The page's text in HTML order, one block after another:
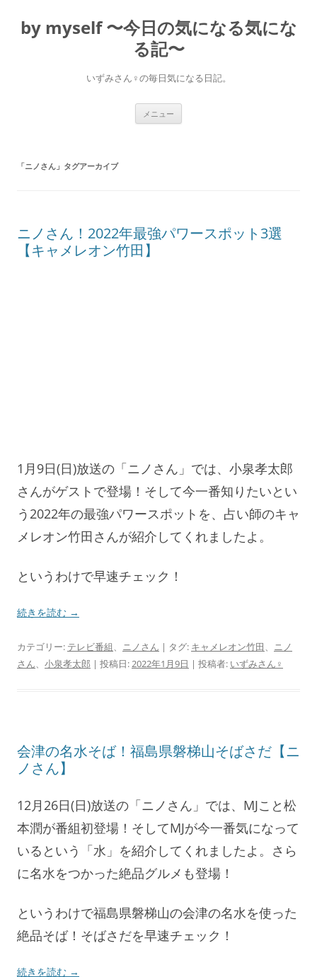
テ
ン
by myself 〜今日の気になる気にな
る記〜
いずみさん♀の毎日気になる日記。
メニュー
「ニノさん 」タグアーカイブ
ニノさん！2022年最強パワースポット3選
【キャメレオン竹田】
1月9日(日)放送の「ニノさん」では、小泉孝太郎
さんがゲストで登場！そして今一番知りたいとい
う2022年の最強パワースポットを、占い師のキャ
メレオン竹田さんが紹介してくれましたよ。
というわけで早速チェック！
続きを読む →
カテゴリー: テレビ番組、 ニノさん | タグ: キャメレオン竹田、 ニノ
さん、 小泉孝太郎 | 投稿日:2022年1月9日 | 投稿者: いずみさん♀
会津の名水そば！福島県磐梯山そばさだ【ニ
ノさん】
12月26日(日)放送の「ニノさん」では、MJこと松
本潤が番組初登場！そしてMJが今一番気になって
いるという「水」を紹介してくれましたよ。さら
に名水をつかった絶品グルメも登場！
というわけで福島県磐梯山の会津の名水を使った
絶品そば！そばさだを早速チェック！
続きを読む →